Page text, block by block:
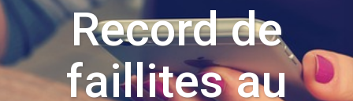
Record de
faillites au